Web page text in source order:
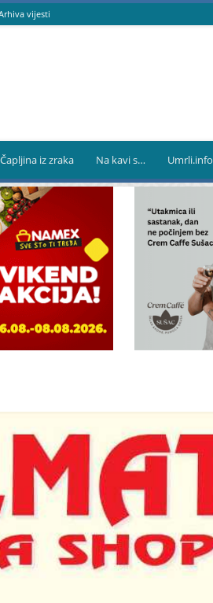
vijesti
Čapljina iz zraka Na kavi s… Umrli.info